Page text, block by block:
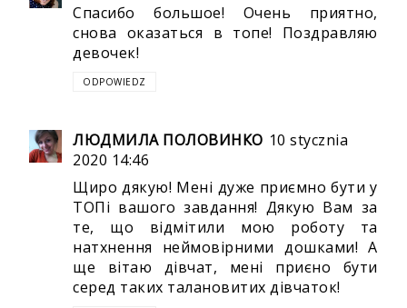
Спасибо большое! Очень приятно,
снова оказаться в топе! Поздравляю
девочек!
ODPOWIEDZ
ЛЮДМИЛА ПОЛОВИНКО 10 stycznia
2020 14:46
Щиро дякую! Мені дуже приємно бути у
ТОПі вашого завдання! Дякую Вам за
те, що відмітили мою роботу та
натхнення неймовірними дошками! А
ще вітаю дівчат, мені приєно бути
серед таких талановитих дівчаток!